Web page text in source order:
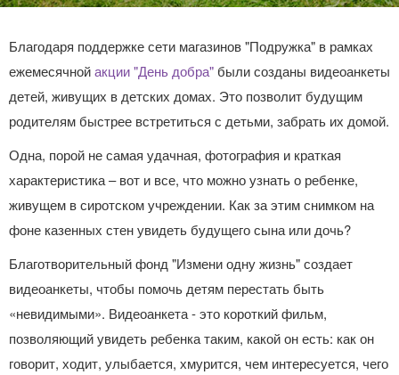
Благодаря поддержке сети магазинов "Подружка" в рамках
ежемесячнойакции "День добра" были созданы видеоанкеты
детей, живущих в детских домах. Это позволит будущим
родителям быстрее встретиться с детьми, забрать их домой.
Одна, порой не самая удачная, фотография и краткая
характеристика – вот и все, что можно узнать о ребенке,
живущем в сиротском учреждении. Как за этим снимком на
фоне казенных стен увидеть будущего сына или дочь?
Благотворительный фонд "Измени одну жизнь" создает
видеоанкеты, чтобы помочь детям перестать быть
«невидимыми». Видеоанкета - это короткий фильм,
позволяющий увидеть ребенка таким, какой он есть: как он
говорит, ходит, улыбается, хмурится, чем интересуется, чего